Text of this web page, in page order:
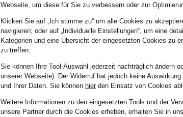
Webseite, um diese für Sie zu verbessern oder zur
Klicken Sie auf „Ich stimme zu“ um alle Cookies zu
navigieren; oder auf „Individuelle Einstellungen“, um eine
Kategorien und eine Übersicht der eingesetzten Cookies zu
zu treffen.
Sie können Ihre Tool-Auswahl jederzeit nachträglich ändern
unserer Webseite). Der Widerruf hat jedoch keine
und Ihrer Daten. Sie können hierden Einsatz von Cookies
Weitere Informationen zu den eingesetzten Tools und der
unsere Partner durch die Cookies erheben, erhalten Sie in